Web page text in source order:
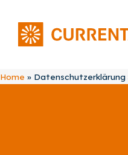
Home » Datenschutzerklärung